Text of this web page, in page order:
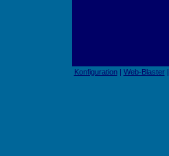
Konfiguration| Web-Blaster|